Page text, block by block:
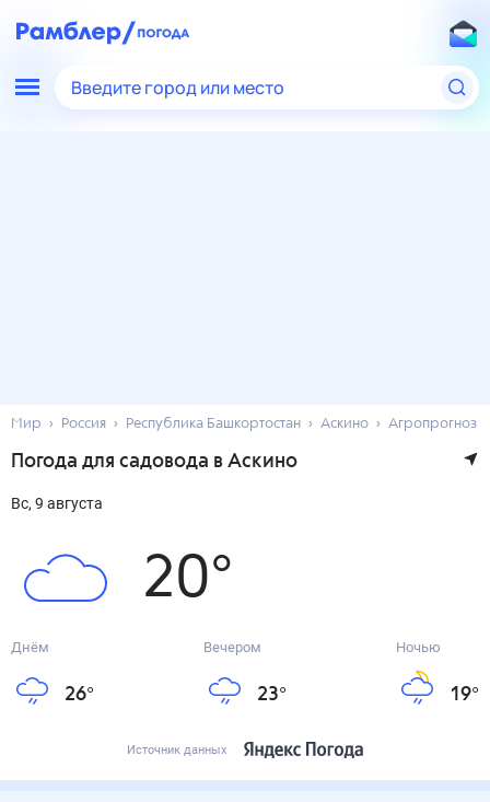
Введите город или место
Мир Россия Республика Башкортостан Аскино Агропрогноз
Погода для садовода в Аскино
вс, 9 августа
20°
Днём
26°
Вечером
23°
Ночью
19°
Источник данных